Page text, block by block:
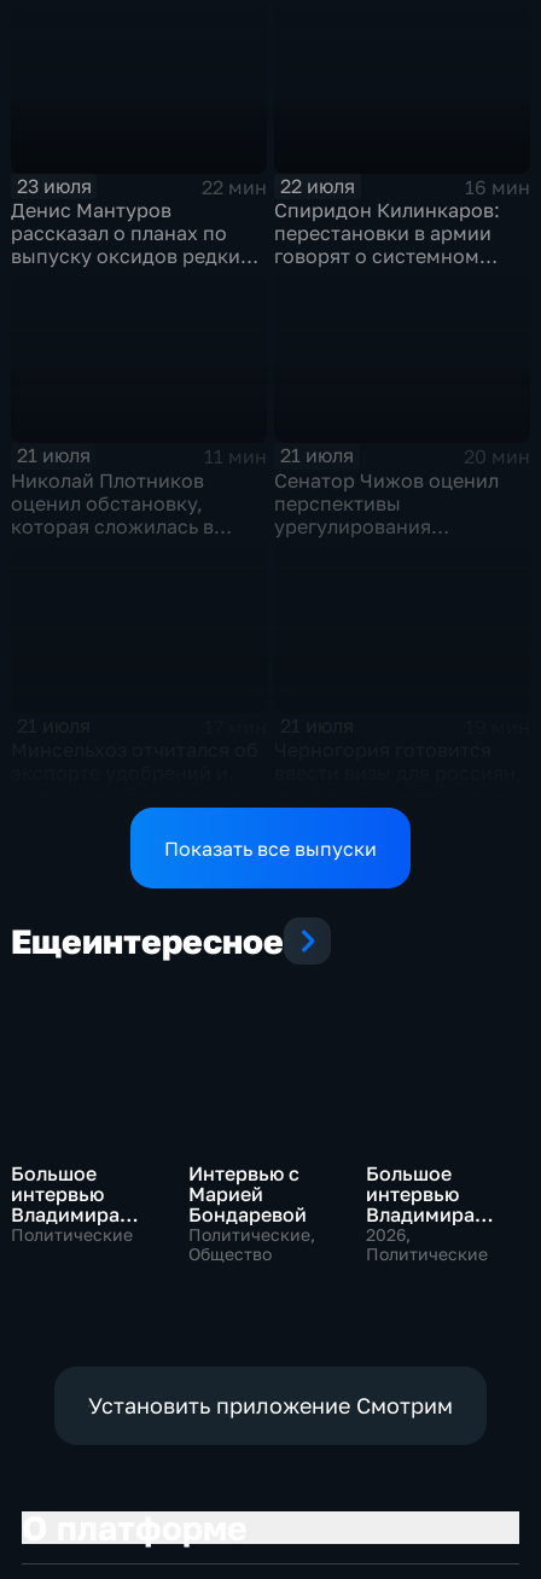
23 июля
22 мин
Денис Мантуров
рассказал о планах по
выпуску оксидов редких
22 июля
16 мин
Спиридон Килинкаров:
перестановки в армии
говорят о системном
21 июля
11 мин
Николай Плотников
оценил обстановку,
которая сложилась в
21 июля
20 мин
Сенатор Чижов оценил
перспективы
урегулирования
аграриев топливом
по экономике страны
Показать все выпуски
Ещеинтересное
Большое
интервью
Владимира
Путина Сергею
Политические
Интервью с
Марией
Бондаревой
Политические,
Общество
Большое
интервью
Владимира
Соловьева
Роджеру
2026,
Политические
Установить приложение Смотрим